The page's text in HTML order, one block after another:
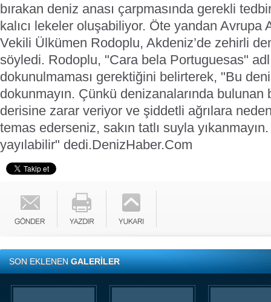
bırakan deniz anası çarpmasında gerekli
kalıcı lekeler oluşabiliyor. Öte yandan Avrupa
Vekili Ülkümen Rodoplu, Akdeniz’de zehirli
söyledi. Rodoplu, "Cara bela Portuguesas"
dokunulmaması gerektiğini belirterek, "Bu
dokunmayın. Çünkü denizanalarında bulunan
derisine zarar veriyor ve şiddetli ağrılara
temas ederseniz, sakın tatlı suyla
yayılabilir" dedi.DenizHaber.Com
SON EKLENENGALERİLER